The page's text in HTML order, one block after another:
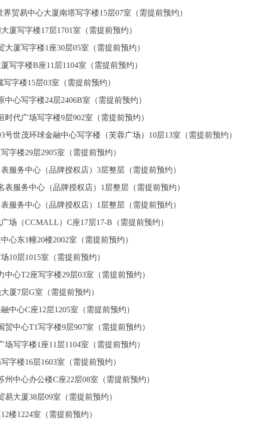
贸易中心大厦南塔写字楼15层07室（需提前预约）
厦写字楼17层1701室（需提前预约）
厦写字楼1座30层05室（需提前预约）
写字楼B座11层1104室（需提前预约）
字楼15层03室（需提前预约）
心写字楼24层2406B室（需提前预约）
代广场写字楼9层902室（需提前预约）
世茂环球金融中心写字楼（芙蓉广场）10层13室（需提前预约）
字楼29层2905室（需提前预约）
服务中心（品牌授权店）3层整层（需提前预约）
服务中心（品牌授权店）1层整层（需提前预约）
服务中心（品牌授权店）1层整层（需提前预约）
场（CCMALL）C座17层17-B（需提前预约）
心东1幢20楼2002室（需提前预约）
10层1015室（需提前预约）
心T2座写字楼29层03室（需提前预约）
厦7层G室（需提前预约）
中心C座12层1205室（需提前预约）
中心T1写字楼9层907室（需提前预约）
写字楼1座11层1104室（需提前预约）
字楼16层1603室（需提前预约）
中心办公楼C座22层08室（需提前预约）
大厦38层09室（需提前预约）
楼1224室（需提前预约）